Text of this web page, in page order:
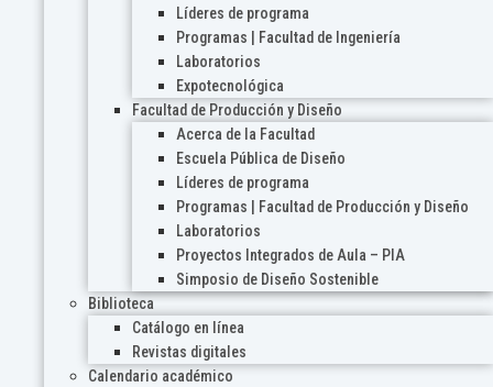
Líderes de programa
Programas | Facultad de Ingeniería
Laboratorios
Expotecnológica
Facultad de Producción y Diseño
Acerca de la Facultad
Escuela Pública de Diseño
Líderes de programa
Programas | Facultad de Producción y Diseño
Laboratorios
Proyectos Integrados de Aula – PIA
Simposio de Diseño Sostenible
Biblioteca
Catálogo en línea
Revistas digitales
Calendario académico